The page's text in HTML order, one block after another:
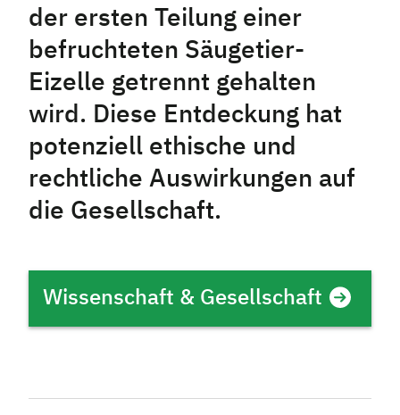
der ersten Teilung einer
befruchteten Säugetier-
Eizelle getrennt gehalten
wird. Diese Entdeckung hat
potenziell ethische und
rechtliche Auswirkungen auf
die Gesellschaft.
Wissenschaft & Gesellschaft